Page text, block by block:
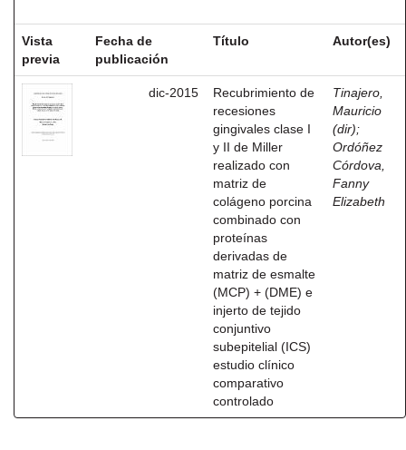
Vista
previa
Fecha de
publicación
Título Autor(es)
dic-2015
Recubrimiento de
recesiones
gingivales clase I
y II de Miller
realizado con
matriz de
colágeno porcina
combinado con
proteínas
derivadas de
matriz de esmalte
(MCP) + (DME) e
injerto de tejido
conjuntivo
subepitelial (ICS)
estudio clínico
comparativo
controlado
Tinajero,
Mauricio
(dir);
Ordóñez
Córdova,
Fanny
Elizabeth